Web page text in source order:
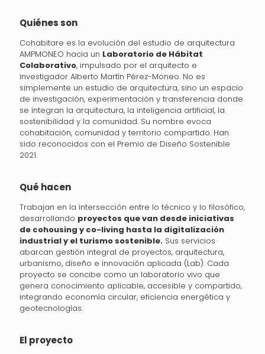
Quiénes son
Cohabitare es la evolución del estudio de arquitectura
AMPMONEO hacia un Laboratorio de Hábitat
Colaborativo, impulsado por el arquitecto e
investigador Alberto Martín Pérez-Moneo. No es
simplemente un estudio de arquitectura, sino un espacio
de investigación, experimentación y transferencia donde
se integran la arquitectura, la inteligencia artificial, la
sostenibilidad y la comunidad. Su nombre evoca
cohabitación, comunidad y territorio compartido. Han
sido reconocidos con el Premio de Diseño Sostenible
2021.
Qué hacen
Trabajan en la intersección entre lo técnico y lo filosófico,
desarrollando proyectos que van desde iniciativas
de cohousing y co-living hasta la digitalización
industrial y el turismo sostenible. Sus servicios
abarcan gestión integral de proyectos, arquitectura,
urbanismo, diseño e innovación aplicada (Lab). Cada
proyecto se concibe como un laboratorio vivo que
genera conocimiento aplicable, accesible y compartido,
integrando economía circular, eficiencia energética y
geotecnologías.
El proyecto